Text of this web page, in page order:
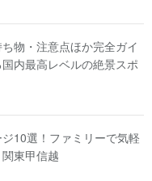
物・注意点ほか完全ガイ
内最高レベルの絶景スポ
10選！ファミリーで気軽
東甲信越